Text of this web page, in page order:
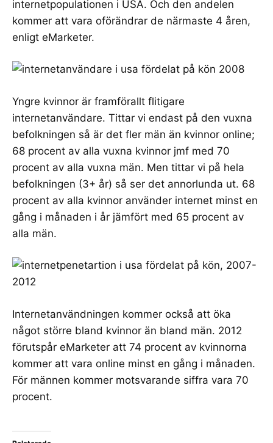
internetpopulationen i USA. Och den andelen
kommer att vara oförändrar de närmaste 4 åren,
enligt eMarketer.
Yngre kvinnor är framförallt flitigare
internetanvändare. Tittar vi endast på den vuxna
befolkningen så är det fler män än kvinnor online;
68 procent av alla vuxna kvinnor jmf med 70
procent av alla vuxna män. Men tittar vi på hela
befolkningen (3+ år) så ser det annorlunda ut. 68
procent av alla kvinnor använder internet minst en
gång i månaden i år jämfört med 65 procent av
alla män.
Internetanvändningen kommer också att öka
något större bland kvinnor än bland män. 2012
förutspår eMarketer att 74 procent av kvinnorna
kommer att vara online minst en gång i månaden.
För männen kommer motsvarande siffra vara 70
procent.